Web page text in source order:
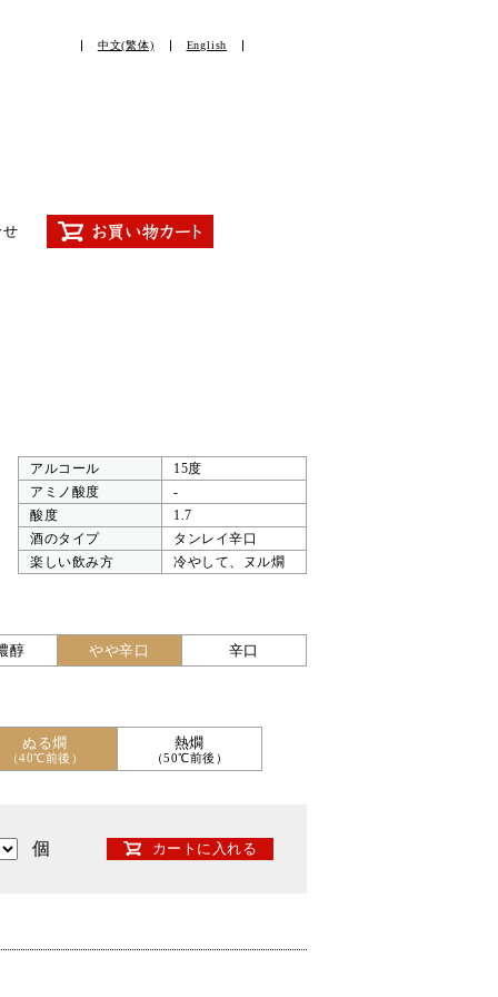
中文(繁体) English
せ
アルコール
15度
アミノ酸度
-
酸度
1.7
酒のタイプ
タンレイ辛口
楽しい飲み方
冷やして、ヌル燗
醇 やや辛口 辛口
ぬる燗
（40℃前後）
熱燗
（50℃前後）
個 カートに入れる